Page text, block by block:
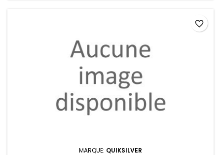
MARQUE: QUIKSILVER
favorite_border